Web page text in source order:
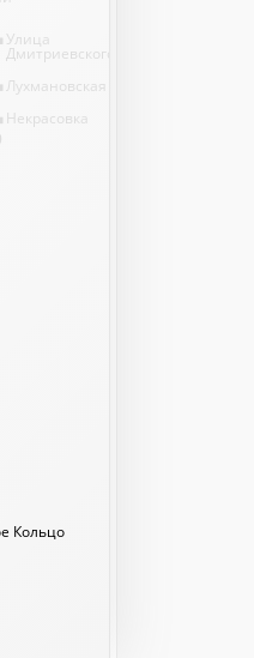
Кольцо
Улица
Дмитриевского
Лухмановская
Некрасовка